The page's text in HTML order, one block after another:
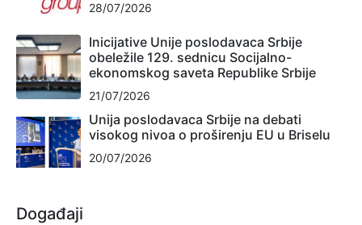
28/07/2026
Inicijative Unije poslodavaca Srbije
obeležile 129. sednicu Socijalno-
ekonomskog saveta Republike Srbije
21/07/2026
Unija poslodavaca Srbije na debati
visokog nivoa o proširenju EU u Briselu
20/07/2026
Događaji